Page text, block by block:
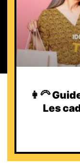
👩‍🦳
Les